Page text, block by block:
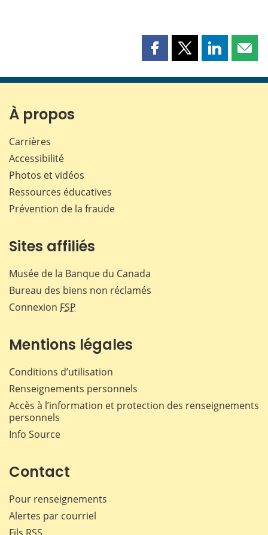
Partager
page
Partager
page
Partager
page page
À propos
Carrières
Accessibilité
Photos et vidéos
Ressources éducatives
Prévention de la fraude
Sites affiliés
Musée de la Banque du Canada
Bureau des biens non réclamés
Connexion FSP
Mentions légales
Conditions d’utilisation
Renseignements personnels
Accès à l’information et protection des renseignements
personnels
Info Source
Contact
Pour renseignements
Alertes par courriel